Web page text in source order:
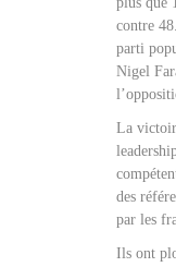
contre
parti
Nigel
La
des
par les
Ils ont